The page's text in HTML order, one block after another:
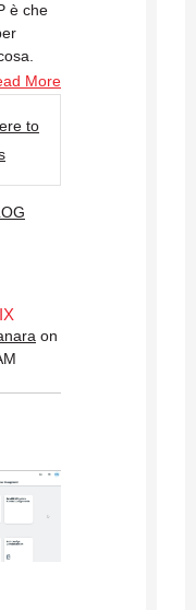
è che
More
to
on